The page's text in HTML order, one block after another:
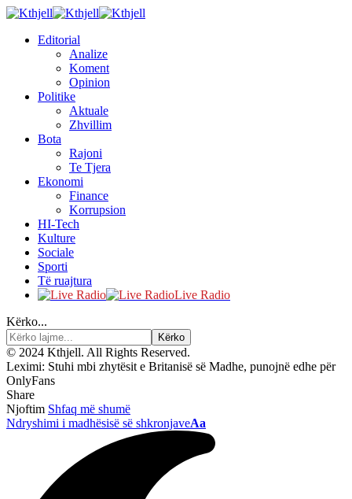
Editorial
Analize
Koment
Opinion
Politike
Aktuale
Zhvillim
Bota
Rajoni
Te Tjera
Ekonomi
Finance
Korrupsion
HI-Tech
Kulture
Sociale
Sporti
Të ruajtura
Live Radio
Kërko...
© 2024 Kthjell. All Rights Reserved.
Leximi: Stuhi mbi zhytësit e Britanisë së Madhe, punojnë edhe për
OnlyFans
Share
Njoftim Shfaq më shumë
Ndryshimi i madhësisë së shkronjaveAa